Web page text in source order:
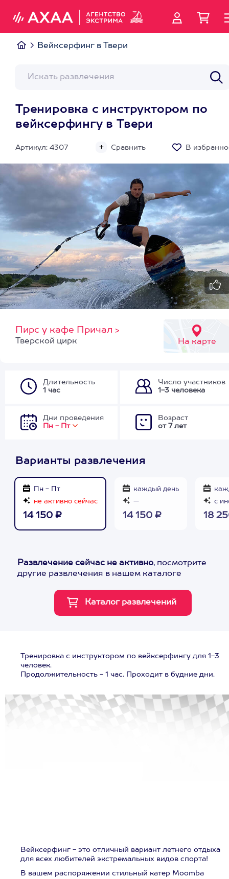
Вейксерфинг в Твери
Тренировка с инструктором по
вейксерфингу в Твери
Артикул: 4307 Сравнить В
Пирс у кафе Причал >
На карте
Тверской цирк
Длительность
1 час
Число участников
1-3 человека
Дни проведения
Пн - Пт
Возраст
от 7 лет
Варианты развлечения
Пн - Пт
не активно сейчас
14 150 ₽
каждый день
—
14 150 ₽
с
18
Развлечение сейчас не активно, посмотрите
другие развлечения в нашем каталоге
Тренировка с инструктором по вейксерфингу для 1-3
человек.
Продолжительность - 1 час. Проходит в будние дни.
Вейксерфинг - это отличный вариант летнего отдыха
для всех любителей экстремальных видов спорта!
В вашем распоряжении стильный катер Moomba